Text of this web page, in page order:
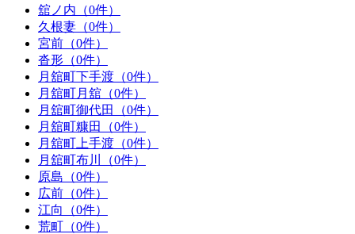
舘ノ内（0件）
久根妻（0件）
宮前（0件）
沓形（0件）
月舘町下手渡（0件）
月舘町月舘（0件）
月舘町御代田（0件）
月舘町糠田（0件）
月舘町上手渡（0件）
月舘町布川（0件）
原島（0件）
広前（0件）
江向（0件）
荒町（0件）